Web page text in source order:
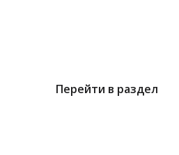
Перейти в раздел